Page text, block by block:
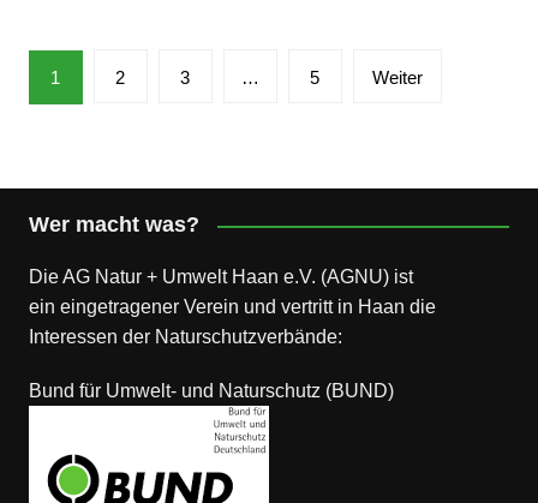
Seitennummerierung
der
1 2 3 … 5 Weiter
Wer macht was?
Die AG Natur + Umwelt Haan e.V. (AGNU) ist
ein eingetragener Verein und vertritt in Haan die
Interessen der Naturschutzverbände:
Bund für Umwelt- und Naturschutz (BUND)